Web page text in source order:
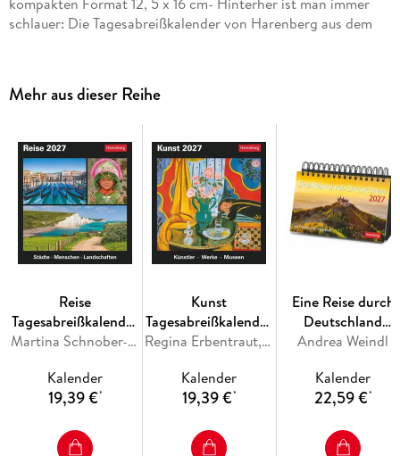
schlauer: Die Tagesabreißkalender von Harenberg aus dem
Mehr aus dieser Reihe
Reise
Tagesabreißkalender
2027 -
Städte, Menschen,
Landschaften
Martina Schnober-Sen, Bernd Biege
Kalender
19,39 €*
Kunst
Tagesabreißkalender
2027 -
Künstler, Werke,
Museen
Regina Erbentraut, Maria Christina Zopff
Kalender
19,39 €*
Eine Reise durch
Deutschland
Premiumkalender
faszinierende
Fotografien
Andrea Weindl
Kalender
22,59 €*